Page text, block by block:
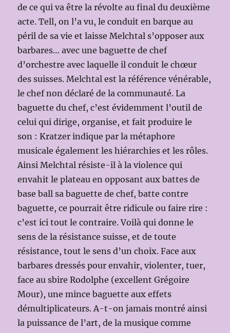
de ce qui va être la révolte au final du deuxième
acte. Tell, on l’a vu, le conduit en barque au
péril de sa vie et laisse Melchtal s’opposer aux
barbares… avec une baguette de chef
d’orchestre avec laquelle il conduit le chœur
des suisses. Melchtal est la référence vénérable,
le chef non déclaré de la communauté. La
baguette du chef, c’est évidemment l’outil de
celui qui dirige, organise, et fait produire le
son : Kratzer indique par la métaphore
musicale également les hiérarchies et les rôles.
Ainsi Melchtal résiste-il à la violence qui
envahit le plateau en opposant aux battes de
base ball sa baguette de chef, batte contre
baguette, ce pourrait être ridicule ou faire rire :
c’est ici tout le contraire. Voilà qui donne le
sens de la résistance suisse, et de toute
résistance, tout le sens d’un choix. Face aux
barbares dressés pour envahir, violenter, tuer,
face au sbire Rodolphe (excellent Grégoire
Mour), une mince baguette aux effets
démultiplicateurs. A-t-on jamais montré ainsi
la puissance de l’art, de la musique comme